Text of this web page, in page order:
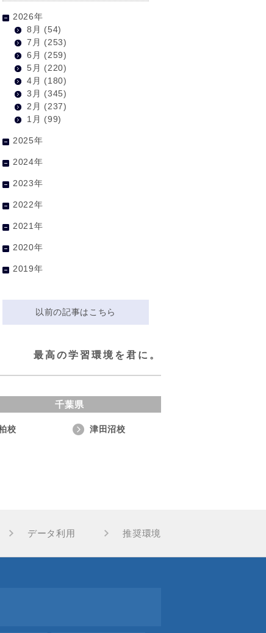
2026年
8月 (54)
7月 (253)
6月 (259)
5月 (220)
4月 (180)
3月 (345)
2月 (237)
1月 (99)
2025年
2024年
2023年
2022年
2021年
2020年
2019年
以前の記事はこちら
最高の学習環境を君に。
千葉県
校 津田沼校
データ利用 推奨環境